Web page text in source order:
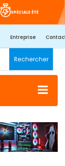
SPÉCIALE ÉTÉ
Entreprise
Rechercher